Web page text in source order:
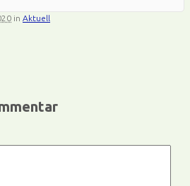
in Aktuell